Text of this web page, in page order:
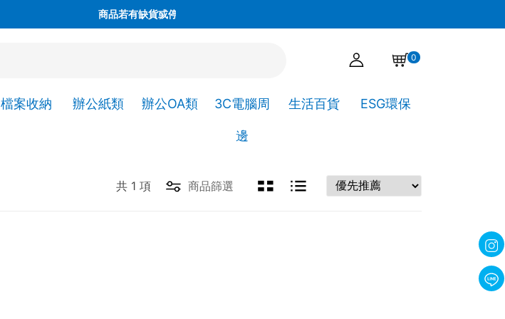
商品若有缺貨或停產，會另行通知，請您見諒!
0
檔案收納 辦公紙類 辦公OA類 3C電腦周
邊
生活百貨 ESG環保
共 1 項 商品篩選